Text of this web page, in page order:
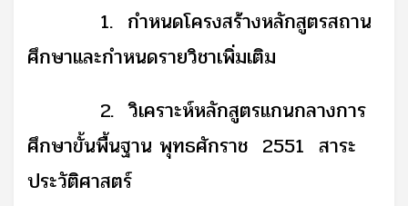
1. กำหนดโครงสร้างหลักสูตรสถาน
ศึกษาและกำหนดรายวิชาเพิ่มเติม
2. วิเคราะห์หลักสูตรแกนกลางการ
ศึกษาขั้นพื้นฐาน พุทธศักราช 2551 สาระ
ประวัติศาสตร์